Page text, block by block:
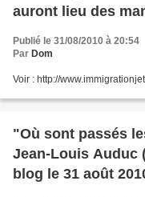
auront lieu des
septembre)
Publié le 31/08/2010 à 20:54
Par Dom
Voir : http://
"Où sont passés
Jean-Louis Auduc
blog le 31 août
éducation au